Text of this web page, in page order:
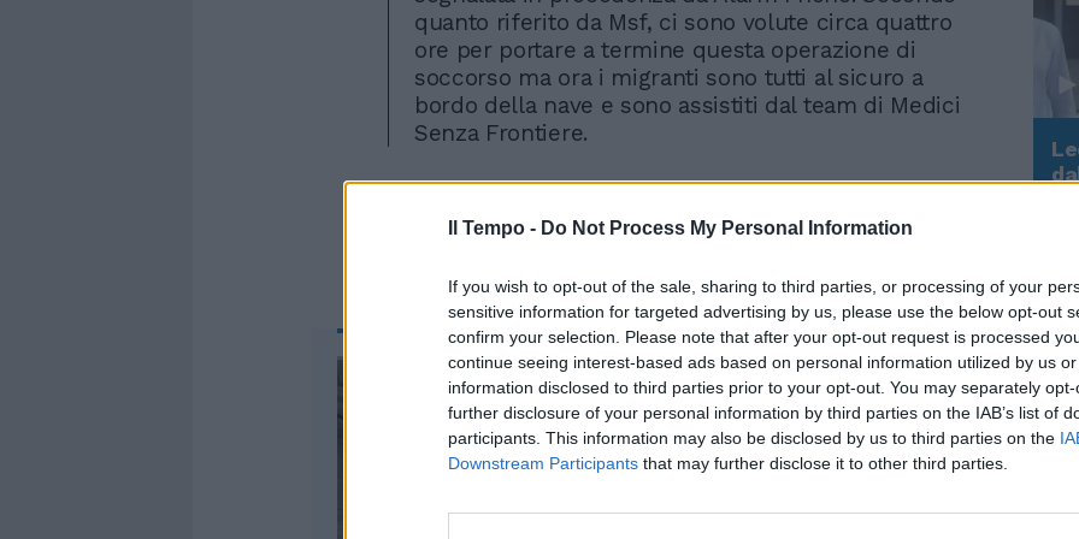
Il Tempo - Do Not Process My Personal Information
If you wish to opt-out of the sale, sharing to third parties, or processing of your
sensitive information for targeted advertising by us, please use the below opt-out
confirm your selection. Please note that after your opt-out request is processed
continue seeing interest-based ads based on personal information utilized by us
information disclosed to third parties prior to your opt-out. You may separately
further disclosure of your personal information by third parties on the IAB’s list of
participants. This information may also be disclosed by us to third parties on the
Downstream Participants that may further disclose it to other third parties.
quanto riferito da Msf, ci sono volute circa quattro
ore per portare a termine questa operazione di
soccorso ma ora i migranti sono tutti al sicuro a
bordo della nave e sono assistiti dal team di Medici
Senza Frontiere.
"Gestione insostenibile",
anche il Pd si accorge
della bomba migranti
Rudy Giuliani a Come States?
Trump, Meloni e la strategia
americana